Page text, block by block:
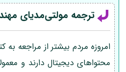
ترجمه مولتی‌مدیای
امروزه مردم بیشتر از مراجعه به
محتواهای دیجیتال دارند و